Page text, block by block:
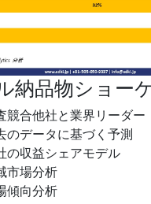
納品物ショー
競合他社と業界リーダー
のデータに基づく予測
の収益シェアモデル
市場分析
傾向分析